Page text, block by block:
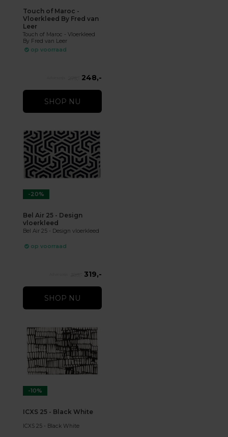
Touch of Maroc -
Vloerkleed By Fred van
Leer
Touch of Maroc - Vloerkleed
By Fred van Leer
op voorraad
248,-
SHOP NU
-20%
Bel Air 25 - Design
vloerkleed
Bel Air 25 - Design vloerkleed
op voorraad
319,-
SHOP NU
-10%
ICXS 25 - Black White
ICXS 25 - Black White